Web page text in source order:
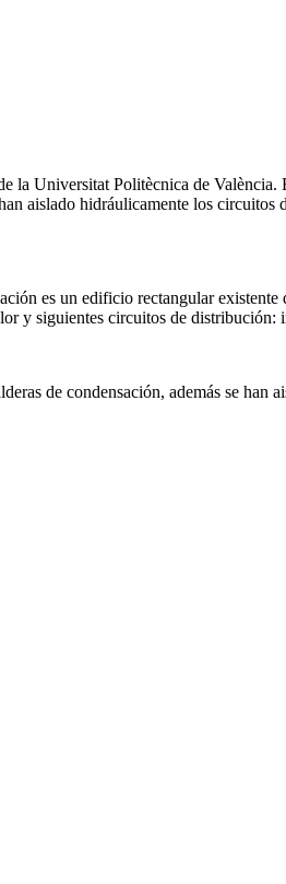
Universitat Politècnica de
aislado hidráulicamente los
es un edificio rectangular
y siguientes circuitos de
de condensación, además se